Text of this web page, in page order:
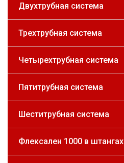
Двухтрубная система
Трехтрубная система
Четырехтрубная система
Пятитрубная система
Шеститрубная система
Флексален 1000 в штангах